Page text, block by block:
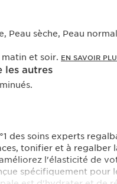
Peau sèche, Peau
matin et soir. EN SAVOIR
les autres
des soins experts
tonifier et à
l'élasticité de
spécifiquement pour